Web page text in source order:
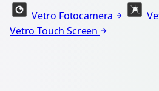
Vetro Fotocamera
Vetro Touch Screen